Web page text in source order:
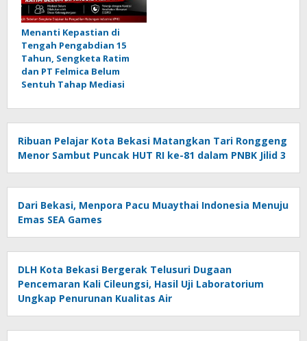
Menanti Kepastian di
Tengah Pengabdian 15
Tahun, Sengketa Ratim
dan PT Felmica Belum
Sentuh Tahap Mediasi
Ribuan Pelajar Kota Bekasi Matangkan Tari Ronggeng
Menor Sambut Puncak HUT RI ke-81 dalam PNBK Jilid 3
Dari Bekasi, Menpora Pacu Muaythai Indonesia Menuju
Emas SEA Games
DLH Kota Bekasi Bergerak Telusuri Dugaan
Pencemaran Kali Cileungsi, Hasil Uji Laboratorium
Ungkap Penurunan Kualitas Air